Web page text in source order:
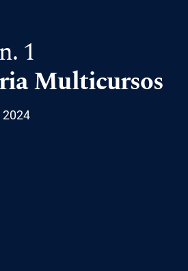
n. 1
Multicursos
2024